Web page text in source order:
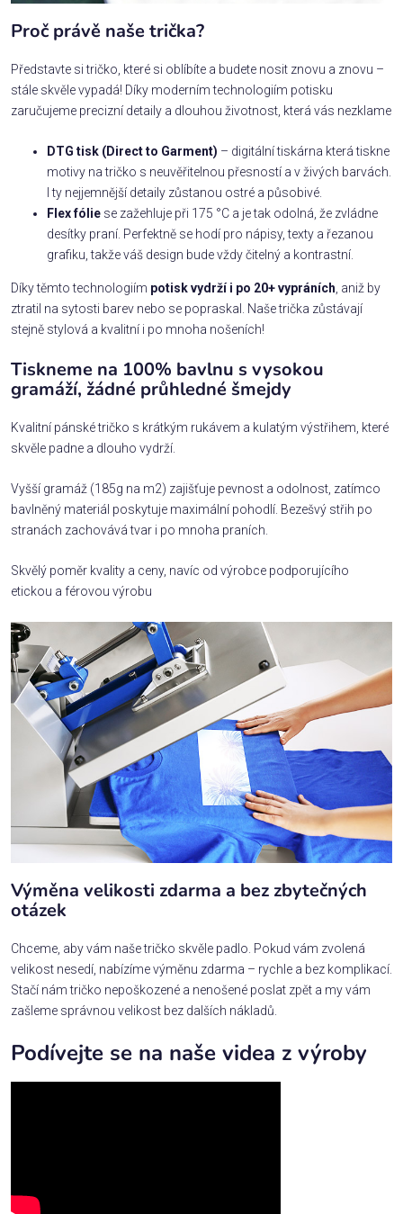
Proč právě naše trička?
Představte si tričko, které si oblíbíte a budete nosit znovu a znovu –
stále skvěle vypadá! Díky moderním technologiím potisku
zaručujeme precizní detaily a dlouhou životnost, která vás nezklame
DTG tisk (Direct to Garment) – digitální tiskárna která tiskne
motivy na tričko s neuvěřitelnou přesností a v živých barvách.
I ty nejjemnější detaily zůstanou ostré a působivé.
Flex fólie se zažehluje při 175 °C a je tak odolná, že zvládne
desítky praní. Perfektně se hodí pro nápisy, texty a řezanou
grafiku, takže váš design bude vždy čitelný a kontrastní.
Díky těmto technologiím potisk vydrží i po 20+ vypráních, aniž by
ztratil na sytosti barev nebo se popraskal. Naše trička zůstávají
stejně stylová a kvalitní i po mnoha nošeních!
Tiskneme na 100% bavlnu s vysokou
gramáží, žádné průhledné šmejdy
Kvalitní pánské tričko s krátkým rukávem a kulatým výstřihem, které
skvěle padne a dlouho vydrží.
Vyšší gramáž (185g na m2) zajišťuje pevnost a odolnost, zatímco
bavlněný materiál poskytuje maximální pohodlí. Bezešvý střih po
stranách zachovává tvar i po mnoha praních.
Skvělý poměr kvality a ceny, navíc od výrobce podporujícího
etickou a férovou výrobu
Výměna velikosti zdarma a bez zbytečných
otázek
Chceme, aby vám naše tričko skvěle padlo. Pokud vám zvolená
velikost nesedí, nabízíme výměnu zdarma – rychle a bez komplikací.
Stačí nám tričko nepoškozené a nenošené poslat zpět a my vám
zašleme správnou velikost bez dalších nákladů.
Podívejte se na naše videa z výroby